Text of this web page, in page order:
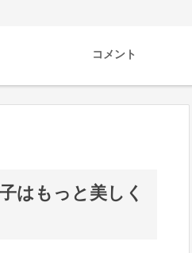
コメント
はもっと美しく